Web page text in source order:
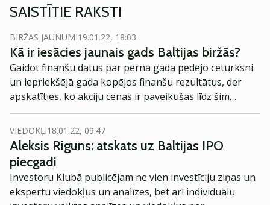
SAISTĪTIE RAKSTI
BIRŽAS JAUNUMI19.01.22, 18:03
Kā ir iesācies jaunais gads Baltijas biržās?
Gaidot finanšu datus par pērnā gada pēdējo ceturksni
un iepriekšējā gada kopējos finanšu rezultātus, der
apskatīties, ko akciju cenas ir paveikušas līdz šim
brīdim. Vai ir kādi vērā ņemami kritumi un kāpumi un ar
ko tie ir pamatojami?
VIEDOKĻI18.01.22, 09:47
Aleksis Riguns: atskats uz Baltijas IPO
piecgadi
Investoru Klubā publicējam ne vien investīciju ziņas un
ekspertu viedokļus un analīzes, bet arī individuālu